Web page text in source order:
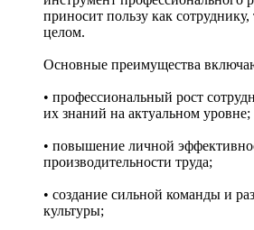
приносит пользу как
целом.
Основные преимущества
• профессиональный рост
их знаний на актуальном уровне;
• повышение личной
производительности труда;
• создание сильной команды и
культуры;